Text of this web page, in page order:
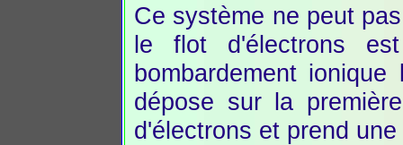
Ce système ne peut
le flot d'électrons
bombardement
dépose sur la
d'électrons et prend